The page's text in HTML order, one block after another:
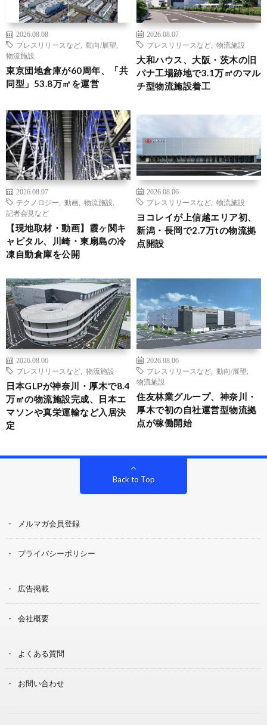
2026.08.08
プレスリリースなど
動向/展望
物流施設
東京団地倉庫が60周年、「共
同型」53.8万㎡を運営
2026.08.07
プレスリリースなど
物流施設
大和ハウス、大阪・茨木の旧
パナ工場跡地で3.1万㎡のマル
チ型物流施設着工
2026.08.07
テクノロジー
動画 物流施設
記者会見など
【現地取材・動画】霞ヶ関キ
ャピタル、川崎・東扇島の冷
凍自動倉庫を公開
2026.08.06
プレスリリースなど
物流施設
ヨコレイが上信越エリア初、
新潟・長岡で2.7万tの物流拠
点開設
2026.08.06
プレスリリースなど
物流施設
日本GLPが神奈川・厚木で8.4
万㎡の物流施設完成、日本エ
マソンや真栄運輸など入居決
定
2026.08.06
プレスリリースなど
動向/展望
物流施設
住友林業グループ、神奈川・
厚木で初の自社運営型物流拠
点が稼働開始
Back to Top
メルマガ会員登録
プライバシーポリシー
広告掲載
会社概要
よくある質問
お問い合わせ